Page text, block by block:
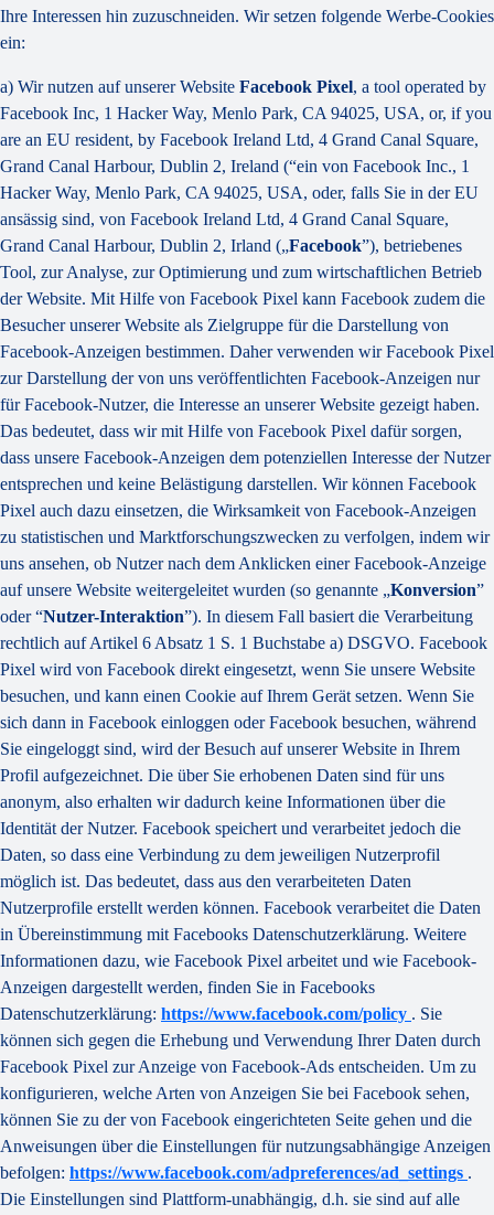
Ihre Interessen hin zuzuschneiden. Wir setzen folgende Werbe-Cookies
ein:
a) Wir nutzen auf unserer Website Facebook Pixel, a tool operated by
Facebook Inc, 1 Hacker Way, Menlo Park, CA 94025, USA, or, if you
are an EU resident, by Facebook Ireland Ltd, 4 Grand Canal Square,
Grand Canal Harbour, Dublin 2, Ireland (“ein von Facebook Inc., 1
Hacker Way, Menlo Park, CA 94025, USA, oder, falls Sie in der EU
ansässig sind, von Facebook Ireland Ltd, 4 Grand Canal Square,
Grand Canal Harbour, Dublin 2, Irland („Facebook”), betriebenes
Tool, zur Analyse, zur Optimierung und zum wirtschaftlichen Betrieb
der Website. Mit Hilfe von Facebook Pixel kann Facebook zudem die
Besucher unserer Website als Zielgruppe für die Darstellung von
Facebook-Anzeigen bestimmen. Daher verwenden wir Facebook Pixel
zur Darstellung der von uns veröffentlichten Facebook-Anzeigen nur
für Facebook-Nutzer, die Interesse an unserer Website gezeigt haben.
Das bedeutet, dass wir mit Hilfe von Facebook Pixel dafür sorgen,
dass unsere Facebook-Anzeigen dem potenziellen Interesse der Nutzer
entsprechen und keine Belästigung darstellen. Wir können Facebook
Pixel auch dazu einsetzen, die Wirksamkeit von Facebook-Anzeigen
zu statistischen und Marktforschungszwecken zu verfolgen, indem wir
uns ansehen, ob Nutzer nach dem Anklicken einer Facebook-Anzeige
auf unsere Website weitergeleitet wurden (so genannte „Konversion”
oder “Nutzer-Interaktion”). In diesem Fall basiert die Verarbeitung
rechtlich auf Artikel 6 Absatz 1 S. 1 Buchstabe a) DSGVO. Facebook
Pixel wird von Facebook direkt eingesetzt, wenn Sie unsere Website
besuchen, und kann einen Cookie auf Ihrem Gerät setzen. Wenn Sie
sich dann in Facebook einloggen oder Facebook besuchen, während
Sie eingeloggt sind, wird der Besuch auf unserer Website in Ihrem
Profil aufgezeichnet. Die über Sie erhobenen Daten sind für uns
anonym, also erhalten wir dadurch keine Informationen über die
Identität der Nutzer. Facebook speichert und verarbeitet jedoch die
Daten, so dass eine Verbindung zu dem jeweiligen Nutzerprofil
möglich ist. Das bedeutet, dass aus den verarbeiteten Daten
Nutzerprofile erstellt werden können. Facebook verarbeitet die Daten
in Übereinstimmung mit Facebooks Datenschutzerklärung. Weitere
Informationen dazu, wie Facebook Pixel arbeitet und wie Facebook-
Anzeigen dargestellt werden, finden Sie in Facebooks
Datenschutzerklärung: https://www.facebook.com/policy . Sie
können sich gegen die Erhebung und Verwendung Ihrer Daten durch
Facebook Pixel zur Anzeige von Facebook-Ads entscheiden. Um zu
konfigurieren, welche Arten von Anzeigen Sie bei Facebook sehen,
können Sie zu der von Facebook eingerichteten Seite gehen und die
Anweisungen über die Einstellungen für nutzungsabhängige Anzeigen
befolgen: https://www.facebook.com/adpreferences/ad_settings .
Die Einstellungen sind Plattform-unabhängig, d.h. sie sind auf alle